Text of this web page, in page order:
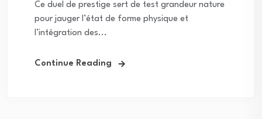
Ce duel de prestige sert de test grandeur nature
pour jauger l’état de forme physique et
l’intégration des...
Continue Reading